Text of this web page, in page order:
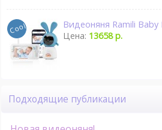
Видеоняня Ramili Baby
Цена: 13658 р.
Подходящие публикации